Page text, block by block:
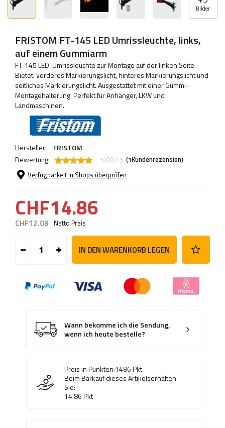
Bilder
FRISTOM FT-145 LED Umrissleuchte, links,
auf einem Gummiarm
FT-145 LED-Umrissleuchte zur Montage auf der linken Seite.
Bietet: vorderes Markierungslicht, hinteres Markierungslicht und
seitliches Markierungslicht. Ausgestattet mit einer Gummi-
Montagehalterung. Perfekt für Anhänger, LKW und
Landmaschinen.
Hersteller:
FRISTOM
Bewertung:
5.00 / 5 (1Kundenrezension)
Verfügbarkeit in Shops überprüfen
CHF14.86
CHF12.08 Netto Preis
IN DEN WARENKORB LEGEN
Wann bekomme ich die Sendung,
wenn ich heute bestelle?
Preis in Punkten:1486Pkt
Beim Barkauf dieses Artikelserhalten
Sie:
14.86Pkt